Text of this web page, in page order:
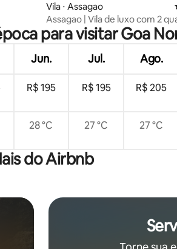
Vila ⋅ Assagao
Assagao | Vila de luxo com 2
piscina
para visitar Goa
Jun. Jul. Ago.
R$ 195 R$ 195 R$ 205
28 °C 27 °C 27 °C
do Airbnb